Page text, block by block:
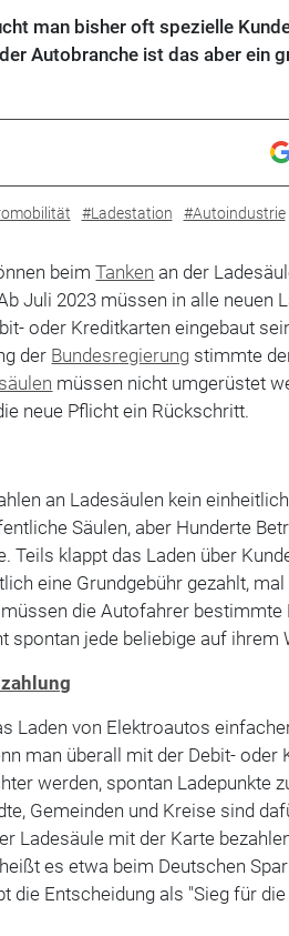
man bisher oft spezielle
Autobranche ist das aber ein
#Ladestation #Autoindustrie
beimTanken an der
Juli 2023 müssen in alle neuen
oder Kreditkarten eingebaut
der Bundesregierung stimmte
müssen nicht umgerüstet
neue Pflicht ein Rückschritt.
an Ladesäulen kein
Säulen, aber Hunderte
Teils klappt das Laden über
eine Grundgebühr gezahlt, mal
die Autofahrer bestimmte
spontan jede beliebige auf ihrem
Laden von Elektroautos
man überall mit der Debit- oder
werden, spontan Ladepunkte
Gemeinden und Kreise sind
Ladesäule mit der Karte
es etwa beim Deutschen
die Entscheidung als "Sieg für die